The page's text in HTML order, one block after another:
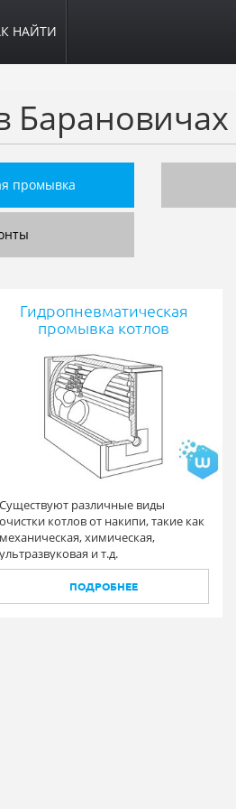
НАЙТИ
Барановичах
промывка
Гидропневматическая
промывка котлов
Существуют различные виды
очистки котлов от накипи, такие как
механическая, химическая,
ультразвуковая и т.д.
ПОДРОБНЕЕ